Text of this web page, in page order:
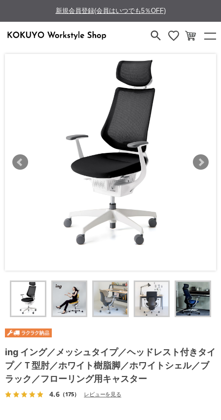
新規会員登録(会員はいつでも5％OFF)
ing イング／メッシュタイプ／ヘッドレスト付きタイ
プ／Ｔ型肘／ホワイト樹脂脚／ホワイトシェル／ブ
ラック／フローリング用キャスター
4.6（175） レビューを見る